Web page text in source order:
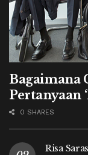
Bagaimana
Pertanyaan
0 SHARES
Risa